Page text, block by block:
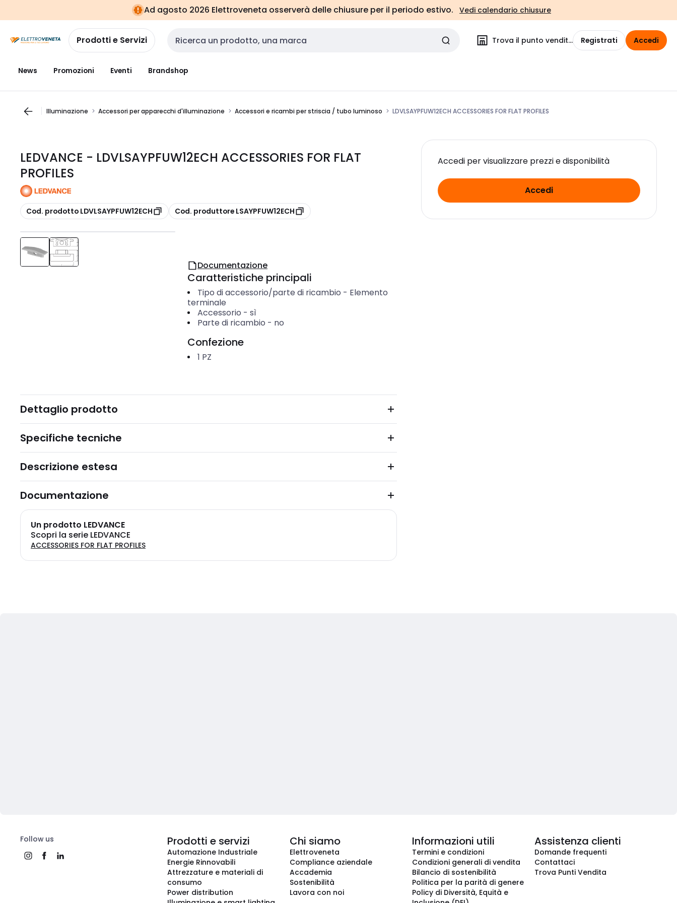
navigazionealla
pagina
Ad agosto 2026 Elettroveneta osserverà delle chiusure per il periodo estivo. Vedi calendario chiusure
Prodotti e Servizi Cerca input Trova il punto vendita Registrati Accedi
News Promozioni Eventi Brandshop
Illuminazione Accessori per apparecchi d'illuminazione Accessori e ricambi per striscia / tubo luminoso LDVLSAYPFUW12ECH ACCESSORIES FOR FLAT PROFILES
LEDVANCE - LDVLSAYPFUW12ECH ACCESSORIES FOR FLAT
PROFILES
copia
Cod. prodotto LDVLSAYPFUW12ECH copia
Cod. produttore LSAYPFUW12ECH
Accedi per visualizzare prezzi e disponibilità
Accedi
Documentazione
Caratteristiche principali
Tipo di accessorio/parte di ricambio - Elemento
terminale
Accessorio - sì
Parte di ricambio - no
Confezione
1 PZ
Dettaglio prodotto
Specifiche tecniche
Descrizione estesa
Documentazione
Un prodotto LEDVANCE
Scopri la serie LEDVANCE
ACCESSORIES FOR FLAT PROFILES
Follow us Prodotti e servizi
Automazione Industriale
Energie Rinnovabili
Attrezzature e materiali di
consumo
Power distribution
Chi siamo
Elettroveneta
Compliance aziendale
Accademia
Sostenibilità
Lavora con noi
Informazioni utili
Termini e condizioni
Condizioni generali di vendita
Bilancio di sostenibilità
Politica per la parità di genere
Policy di Diversità, Equità e
Assistenza clienti
Domande frequenti
Contattaci
Trova Punti Vendita